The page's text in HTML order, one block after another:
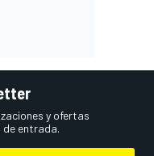
y ofertas
de entrada.